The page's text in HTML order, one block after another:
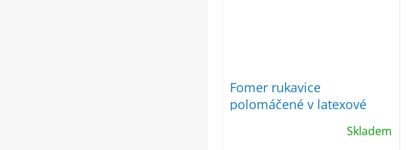
Fomer rukavice
polomáčené v latexové
Skladem